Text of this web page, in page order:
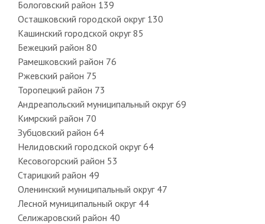
Бологовский район 139
Осташковский городской округ 130
Кашинский городской округ 85
Бежецкий район 80
Рамешковский район 76
Ржевский район 75
Торопецкий район 73
Андреапольский муниципальный округ 69
Кимрский район 70
Зубцовский район 64
Нелидовский городской округ 64
Кесовогорский район 53
Старицкий район 49
Оленинский муниципальный округ 47
Лесной муниципальный округ 44
Селижаровский район 40